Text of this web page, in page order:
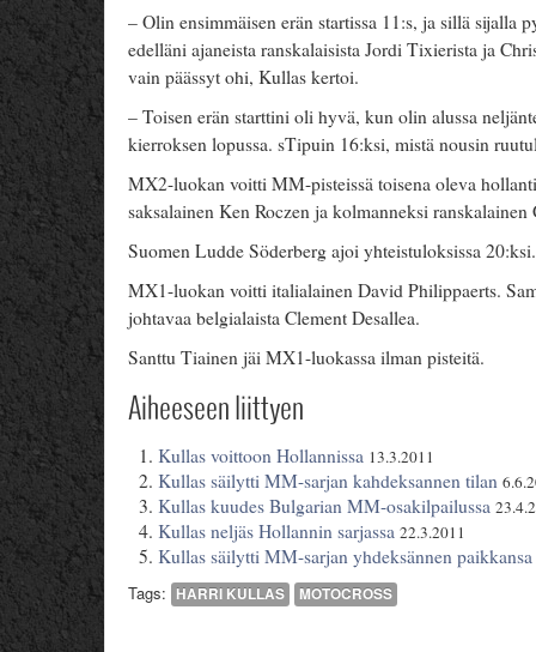
– Olin ensimmäisen erän startissa 11:s, ja sillä
edelläni ajaneista ranskalaisista Jordi Tixierista ja
vain päässyt ohi, Kullas kertoi.
– Toisen erän starttini oli hyvä, kun olin alussa
kierroksen lopussa. sTipuin 16:ksi, mistä nousin
MX2-luokan voitti MM-pisteissä toisena oleva
saksalainen Ken Roczen ja kolmanneksi ranskalainen
Suomen Ludde Söderberg ajoi yhteistuloksissa 20:ksi.
MX1-luokan voitti italialainen David Philippaerts.
johtavaa belgialaista Clement Desallea.
Santtu Tiainen jäi MX1-luokassa ilman pisteitä.
Aiheeseen liittyen
Kullas voittoon Hollannissa 13.3.2011
Kullas säilytti MM-sarjan kahdeksannen tilan
Kullas kuudes Bulgarian MM-osakilpailussa
Kullas neljäs Hollannin sarjassa 22.3.2011
Kullas säilytti MM-sarjan yhdeksännen paikkansa
Tags: HARRI KULLAS MOTOCROSS